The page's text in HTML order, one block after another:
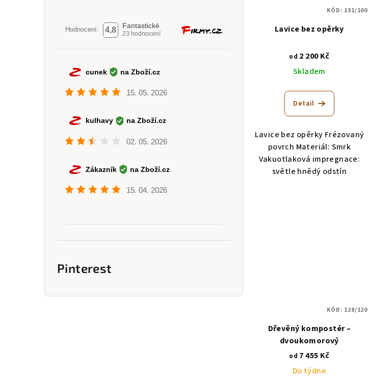
Pinterest
Lavice bez opěrky
od 2 200 Kč
Skladem
Detail
Lavice bez opěrky Frézovaný
povrch Materiál: Smrk
Vakuotlaková impregnace:
světle hnědý odstín
KÓD: 131/100
Dřevěný kompostér –
dvoukomorový
od 7 455 Kč
Do týdne
KÓD: 128/120